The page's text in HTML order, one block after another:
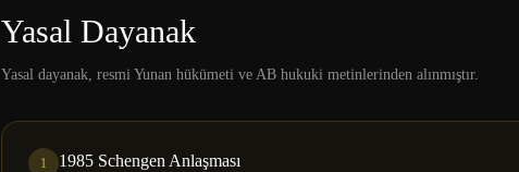
Yasal Dayanak
Yasal dayanak, resmi Yunan hükümeti ve AB hukuki metinlerinden alınmıştır.
1 1985 Schengen Anlaşması